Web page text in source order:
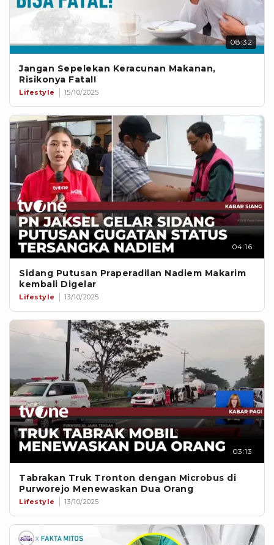
08:32
Jangan Sepelekan Keracunan Makanan,
Risikonya Fatal!
Lifestyle 15/10/2025
04:16
Sidang Putusan Praperadilan Nadiem Makarim
kembali Digelar
Lifestyle 13/10/2025
03:13
Tabrakan Truk Tronton dengan Microbus di
Purworejo Menewaskan Dua Orang
Lifestyle 13/10/2025